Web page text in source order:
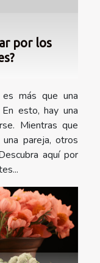
por los
más que una
esto, hay una
Mientras que
pareja, otros
aquí por